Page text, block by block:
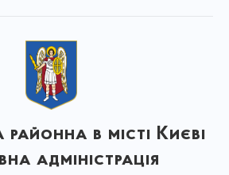
в місті Києві
адміністрація